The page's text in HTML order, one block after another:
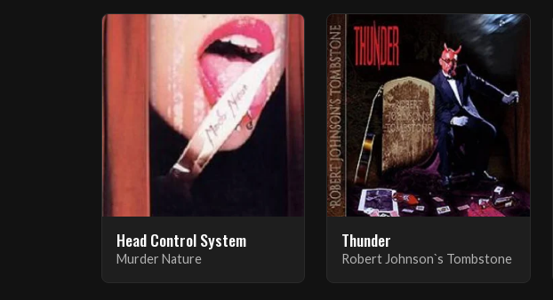
Head Control System
Murder Nature
Thunder
Robert Johnson`s Tombstone